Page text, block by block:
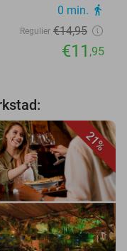
0 min. directions_walk
Regulier €14,95
€11 ,95
21%